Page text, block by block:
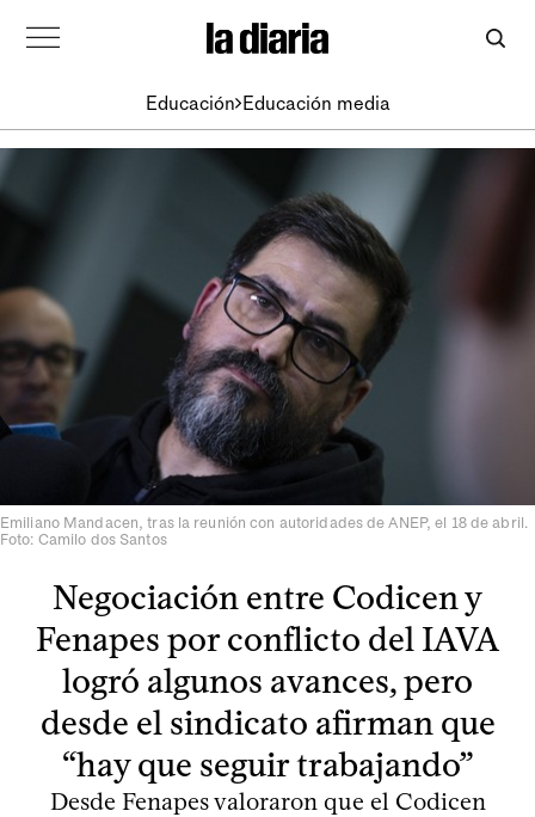
Educación Educación media
Emiliano Mandacen, tras la reunión con autoridades de ANEP, el 18 de abril.
Foto: Camilo dos Santos
Negociación entre Codicen y
Fenapes por conflicto del IAVA
logró algunos avances, pero
desde el sindicato afirman que
“hay que seguir trabajando”
Desde Fenapes valoraron que el Codicen